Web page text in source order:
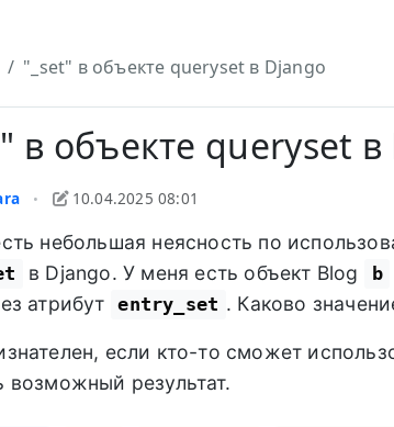
"_set" в объекте queryset в Django
в объекте queryset
• 10.04.2025 08:01
небольшая неясность по
в Django. У меня есть объект Blog b
атрибут
entry_set . Каково
если кто-то сможет
возможный результат.